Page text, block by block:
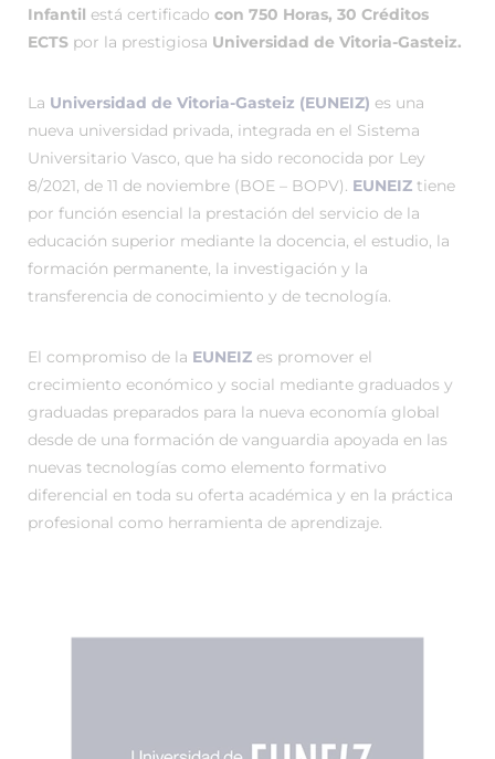
Infantil está certificado con 750 Horas, 30 Créditos
ECTS por la prestigiosa Universidad de Vitoria-Gasteiz.
La Universidad de Vitoria-Gasteiz (EUNEIZ) es una
nueva universidad privada, integrada en el Sistema
Universitario Vasco, que ha sido reconocida por Ley
8/2021, de 11 de noviembre (BOE – BOPV). EUNEIZ tiene
por función esencial la prestación del servicio de la
educación superior mediante la docencia, el estudio, la
formación permanente, la investigación y la
transferencia de conocimiento y de tecnología.
El compromiso de la EUNEIZ es promover el
crecimiento económico y social mediante graduados y
graduadas preparados para la nueva economía global
desde de una formación de vanguardia apoyada en las
nuevas tecnologías como elemento formativo
diferencial en toda su oferta académica y en la práctica
profesional como herramienta de aprendizaje.